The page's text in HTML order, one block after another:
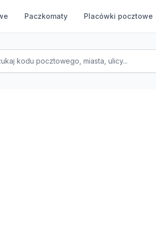
Paczkomaty Placówki pocztowe